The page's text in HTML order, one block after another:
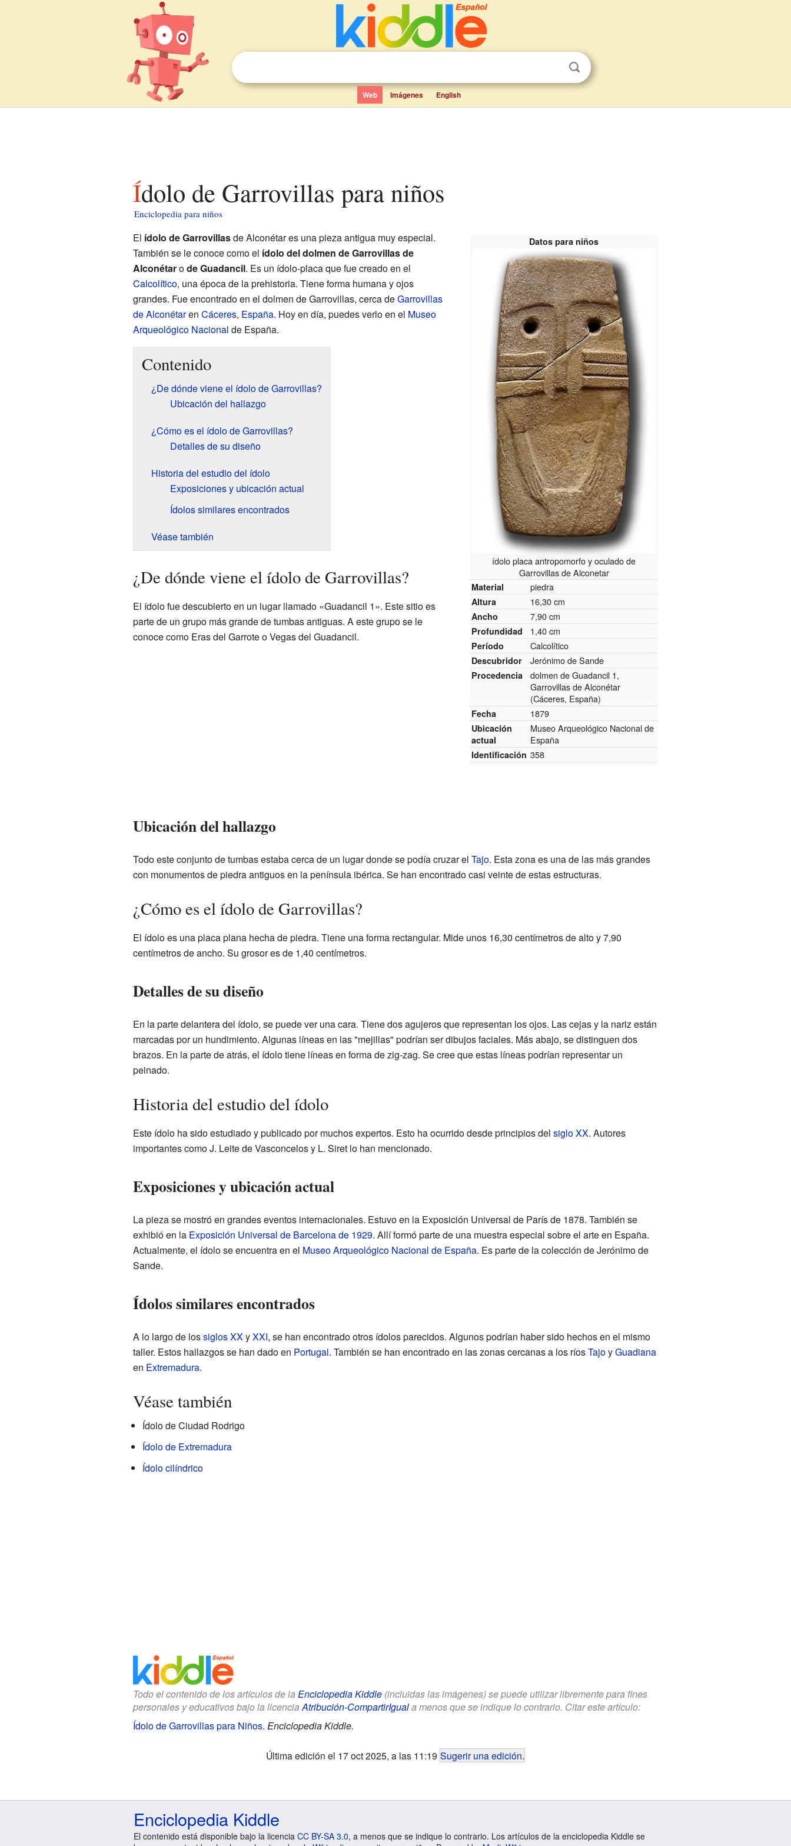
Web Imágenes English
Ídolo de Garrovillas para niños
Enciclopedia para niños
Datos para niños
ídolo placa antropomorfo y oculado de
Garrovillas de Alconetar
Material piedra
Altura 16,30 cm
Ancho 7,90 cm
Profundidad 1,40 cm
Período Calcolítico
Descubridor Jerónimo de Sande
Procedencia
dolmen de Guadancil 1,
Garrovillas de Alconétar
(Cáceres, España)
Fecha 1879
Ubicación
actual
Museo Arqueológico Nacional de
España
Identificación 358
El ídolo de Garrovillasde Alconétar es una pieza antigua muy especial.
También se le conoce como el ídolo del dolmen de Garrovillas de
Alconétarode Guadancil. Es un ídolo-placa que fue creado en el
Calcolítico, una época de la prehistoria. Tiene forma humana y ojos
grandes. Fue encontrado en el dolmen de Garrovillas, cerca deGarrovillas
de Alconétaren Cáceres, España. Hoy en día, puedes verlo en el Museo
Arqueológico Nacional de España.
Contenido
¿De dónde viene el ídolo de Garrovillas?
Ubicación del hallazgo
¿Cómo es el ídolo de Garrovillas?
Detalles de su diseño
Historia del estudio del ídolo
Exposiciones y ubicación actual
Ídolos similares encontrados
Véase también
¿De dónde viene el ídolo de Garrovillas?
El ídolo fue descubierto en un lugar llamado «Guadancil 1». Este sitio es
parte de un grupo más grande de tumbas antiguas. A este grupo se le
conoce como Eras del Garrote o Vegas del Guadancil.
Ubicación del hallazgo
Todo este conjunto de tumbas estaba cerca de un lugar donde se podía cruzar el Tajo. Esta zona es una de las más grandes
con monumentos de piedra antiguos en la península ibérica. Se han encontrado casi veinte de estas estructuras.
¿Cómo es el ídolo de Garrovillas?
El ídolo es una placa plana hecha de piedra. Tiene una forma rectangular. Mide unos 16,30 centímetros de alto y 7,90
centímetros de ancho. Su grosor es de 1,40 centímetros.
Detalles de su diseño
En la parte delantera del ídolo, se puede ver una cara. Tiene dos agujeros que representan los ojos. Las cejas y la nariz están
marcadas por un hundimiento. Algunas líneas en las "mejillas" podrían ser dibujos faciales. Más abajo, se distinguen dos
brazos. En la parte de atrás, el ídolo tiene líneas en forma de zig-zag. Se cree que estas líneas podrían representar un
peinado.
Historia del estudio del ídolo
Este ídolo ha sido estudiado y publicado por muchos expertos. Esto ha ocurrido desde principios del siglo XX. Autores
importantes como J. Leite de Vasconcelos y L. Siret lo han mencionado.
Exposiciones y ubicación actual
La pieza se mostró en grandes eventos internacionales. Estuvo en la Exposición Universal de París de 1878. También se
exhibió en la Exposición Universal de Barcelona de 1929. Allí formó parte de una muestra especial sobre el arte en España.
Actualmente, el ídolo se encuentra en el Museo Arqueológico Nacional de España. Es parte de la colección de Jerónimo de
Sande.
Ídolos similares encontrados
A lo largo de lossiglos XXyXXI, se han encontrado otros ídolos parecidos. Algunos podrían haber sido hechos en el mismo
taller. Estos hallazgos se han dado en Portugal. También se han encontrado en las zonas cercanas a los ríosTajoyGuadiana
en Extremadura.
Véase también
Ídolo de Ciudad Rodrigo
Ídolo de Extremadura
Ídolo cilíndrico
Todo el contenido de los artículos de la Enciclopedia Kiddle(incluidas las imágenes) se puede utilizar libremente para fines
personales y educativos bajo la licenciaAtribución-CompartirIguala menos que se indique lo contrario. Citar este artículo:
Ídolo de Garrovillas para Niños. Enciclopedia Kiddle.
Última edición el 17 oct 2025, a las 11:19 Sugerir una edición.
Enciclopedia Kiddle
El contenido está disponible bajo la licencia CC BY-SA 3.0, a menos que se indique lo contrario. Los artículos de la enciclopedia Kiddle se